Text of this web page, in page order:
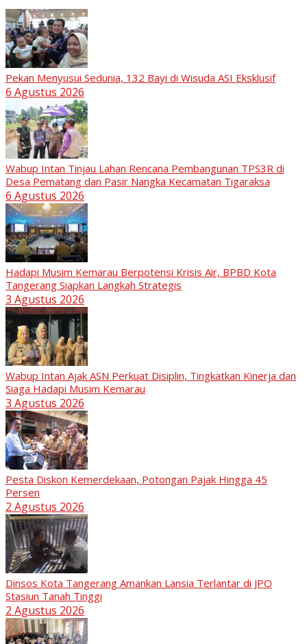
Pekan Menyusui Sedunia, 132 Bayi di Wisuda ASI Eksklusif
6 Agustus 2026
Wabup Intan Tinjau Lahan Rencana Pembangunan TPS3R di
Desa Pematang dan Pasir Nangka Kecamatan Tigaraksa
6 Agustus 2026
Hadapi Musim Kemarau Berpotensi Krisis Air, BPBD Kota
Tangerang Siapkan Langkah Strategis
3 Agustus 2026
Wabup Intan Ajak ASN Perkuat Disiplin, Tingkatkan Kinerja dan
Siaga Hadapi Musim Kemarau
3 Agustus 2026
Pesta Diskon Kemerdekaan, Potongan Pajak Hingga 45
Persen
2 Agustus 2026
Dinsos Kota Tangerang Amankan Lansia Terlantar di JPO
Stasiun Tanah Tinggi
2 Agustus 2026